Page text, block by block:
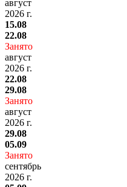
август
2026 г.
15.08
22.08
Занято
август
2026 г.
22.08
29.08
Занято
август
2026 г.
29.08
05.09
Занято
сентябрь
2026 г.